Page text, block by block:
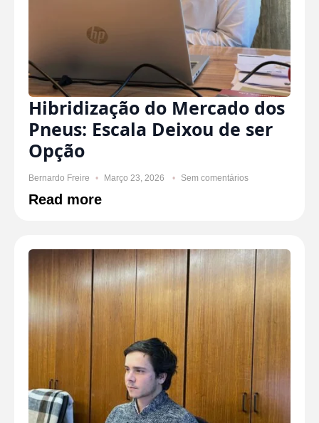
Hibridização do Mercado dos
Pneus: Escala Deixou de ser
Opção
Bernardo Freire Março 23, 2026 Sem comentários
Read more